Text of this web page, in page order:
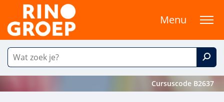
Menu
Cursuscode B2637